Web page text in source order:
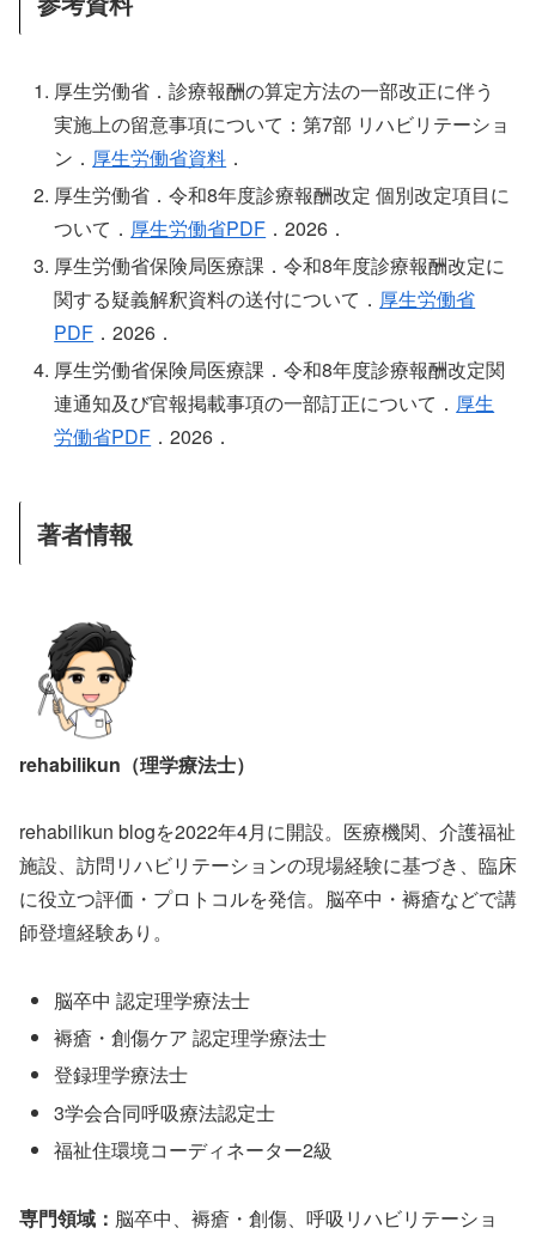
厚生労働省．診療報酬の算定方法の一部改正に伴う
実施上の留意事項について：第7部 リハビリテーショ
ン． 厚生労働省資料 ．
厚生労働省．令和8年度診療報酬改定 個別改定項目に
ついて． 厚生労働省PDF ．2026．
厚生労働省保険局医療課．令和8年度診療報酬改定に
関する疑義解釈資料の送付について． 厚生労働省
PDF ．2026．
厚生労働省保険局医療課．令和8年度診療報酬改定関
連通知及び官報掲載事項の一部訂正について． 厚生
労働省PDF ．2026．
著者情報
rehabilikun（理学療法士）
rehabilikun blogを2022年4月に開設。医療機関、介護福祉
施設、訪問リハビリテーションの現場経験に基づき、臨床
に役立つ評価・プロトコルを発信。脳卒中・褥瘡などで講
師登壇経験あり。
脳卒中 認定理学療法士
褥瘡・創傷ケア 認定理学療法士
登録理学療法士
3学会合同呼吸療法認定士
福祉住環境コーディネーター2級
専門領域： 脳卒中、褥瘡・創傷、呼吸リハビリテーショ